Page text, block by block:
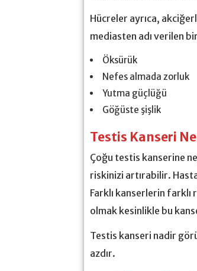
Hücreler ayrıca,
mediasten adı verilen
Öksürük
Nefes almada zorluk
Yutma güçlüğü
Göğüste şişlik
Testis Kanseri
Çoğu testis kanserine
riskinizi artırabilir.
Farklı kanserlerin
olmak kesinlikle bu
Testis kanseri nadir
azdır.